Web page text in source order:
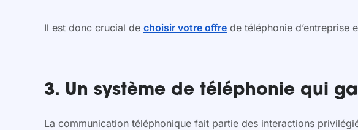
Il est donc crucial de choisir votre offre de téléphonie d’entreprise
3. Un système de téléphonie qui
La communication téléphonique fait partie des interactions